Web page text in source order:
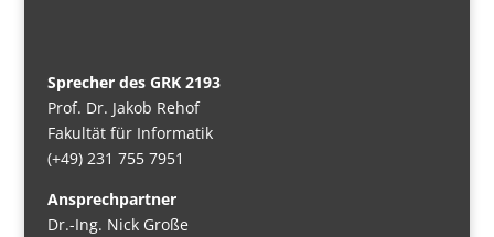
Sprecher des GRK 2193
Prof. Dr. Jakob Rehof
Fakultät für Informatik
(+49) 231 755 7951
Ansprechpartner
Dr.-Ing. Nick Große